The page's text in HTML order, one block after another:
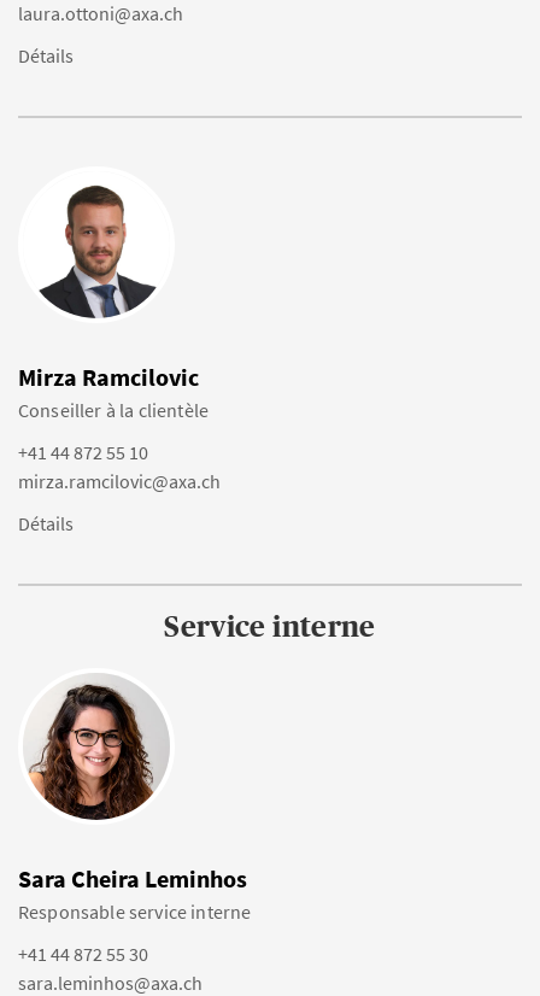
laura.ottoni@axa.ch
Détails
Mirza Ramcilovic
Conseiller à la clientèle
+41 44 872 55 10
mirza.ramcilovic@axa.ch
Détails
Service interne
Sara Cheira Leminhos
Responsable service interne
+41 44 872 55 30
sara.leminhos@axa.ch